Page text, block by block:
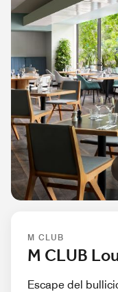
M CLUB
M CLUB
Escape del